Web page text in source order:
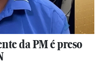
da PM é preso